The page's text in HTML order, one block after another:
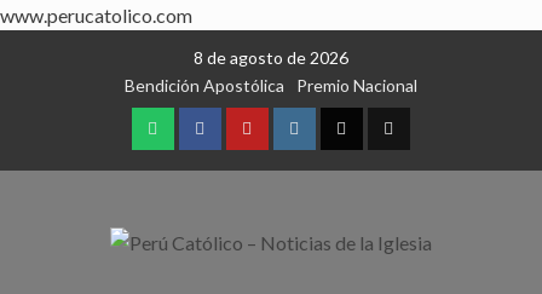
www.perucatolico.com
8 de agosto de 2026
Bendición Apostólica
Premio Nacional
WhatsAppFacebookYoutubeInstagram
X TikTok